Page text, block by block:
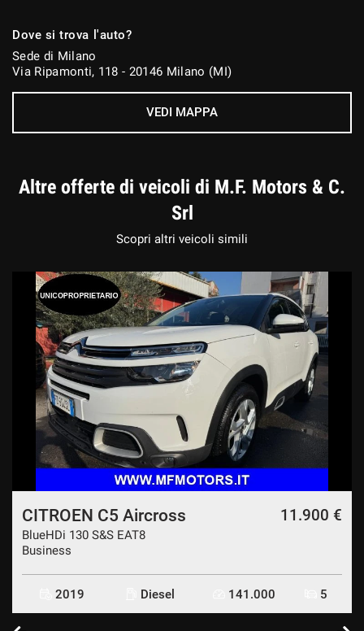
Dove si trova l'auto?
Sede di Milano
Via Ripamonti, 118 - 20146 Milano (MI)
VEDI MAPPA
Altre offerte di veicoli di M.F. Motors & C.
Srl
Scopri altri veicoli simili
CITROEN C5 Aircross
BlueHDi 130 S&S EAT8
Business
11.900 €
2019 Diesel 141.000 5